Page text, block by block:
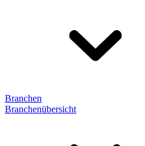
Branchen
Branchenübersicht